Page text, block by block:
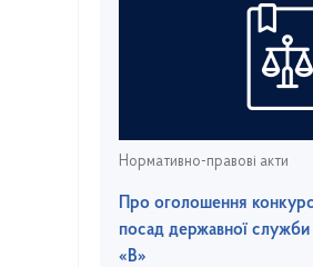
Нормативно-правові акти
Про оголошення
посад державної служби
«В»